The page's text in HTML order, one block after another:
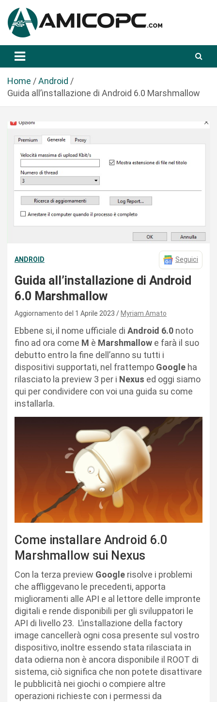
a
Amicopc.com
Home
Android
Guida all’installazione di Android 6.0 Marshmallow
ANDROID Seguici
Guida all’installazione di Android
6.0 Marshmallow
Aggiornamento del 1 Aprile 2023 Myriam Amato
Ebbene si, il nome ufficiale di Android 6.0 noto
fino ad ora come M è Marshmallow e farà il suo
debutto entro la fine dell’anno su tutti i
dispositivi supportati, nel frattempo Google ha
rilasciato la preview 3 per i Nexus ed oggi siamo
qui per condividere con voi una guida su come
installarla.
Come installare Android 6.0
Marshmallow sui Nexus
Con la terza preview Google risolve i problemi
che affliggevano le precedenti, apporta
miglioramenti alle API e al lettore delle impronte
digitali e rende disponibili per gli sviluppatori le
API di livello 23. L’installazione della factory
image cancellerà ogni cosa presente sul vostro
dispositivo, inoltre essendo stata rilasciata in
data odierna non è ancora disponibile il ROOT di
sistema, ciò significa che non potete disattivare
le pubblicità nei giochi o compiere altre
operazioni richieste con i permessi da